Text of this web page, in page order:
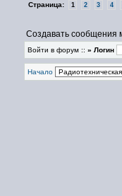
Страница: 1 2 3 4
Создавать сообщения
Войти в форум :: » Логин
Начало